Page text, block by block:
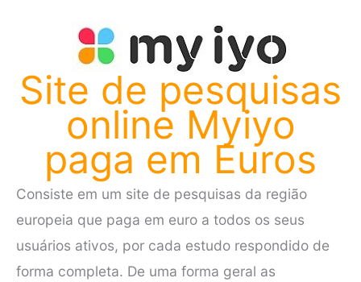
Site de pesquisas
online Myiyo
paga em Euros
Consiste em um site de pesquisas da região
europeia que paga em euro a todos os seus
usuários ativos, por cada estudo respondido de
forma completa. De uma forma geral as